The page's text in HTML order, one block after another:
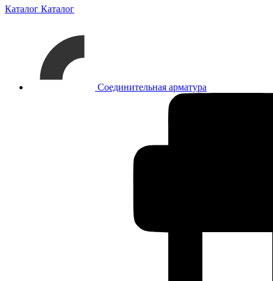
Каталог Каталог
Соединительная арматура